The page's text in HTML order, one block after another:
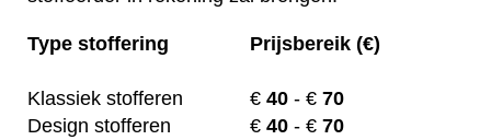
Type stoffering Prijsbereik (€)
Klassiek stofferen € 40 - € 70
Design stofferen
€ 40 - € 70